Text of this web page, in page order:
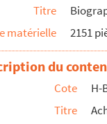
local
Titre
matérielle
2151
du
Cote
H-
Titre